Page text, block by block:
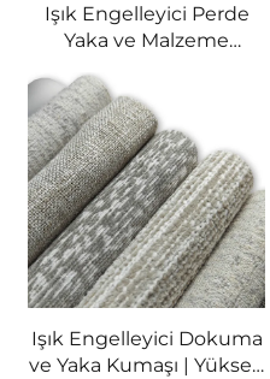
Işık Engelleyici Perde
Yaka ve Malzeme
Pamuk Perde Kumaşı
Işık Engelleyici Dokuma
ve Yaka Kumaşı | Yüksek